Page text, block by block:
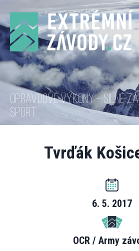
OPRAVDOVÉ VÝKONY – SILNÉ
SPORT
Tvrďák
6. 5. 2017
OCR / Army